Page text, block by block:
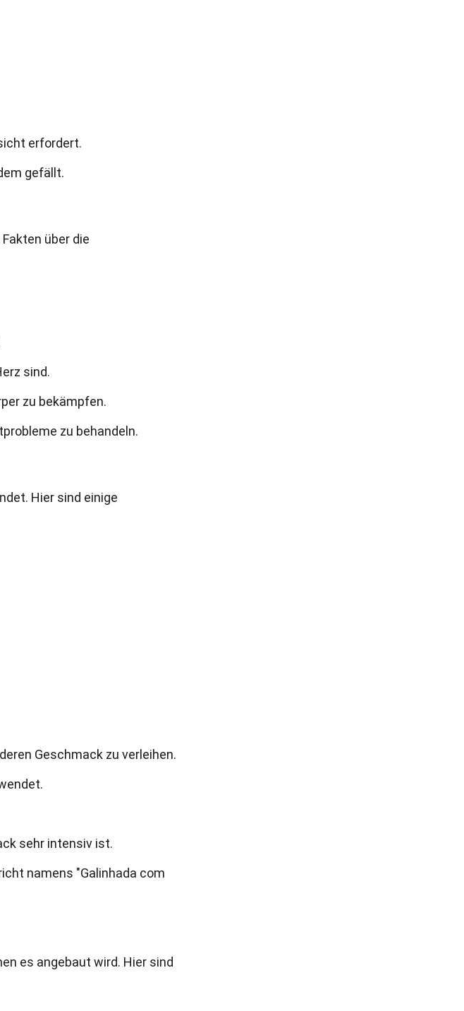
erfordert.
gefällt.
über die
sind.
zu bekämpfen.
zu behandeln.
Hier sind einige
Geschmack zu verleihen.
sehr intensiv ist.
namens "Galinhada com
es angebaut wird. Hier sind